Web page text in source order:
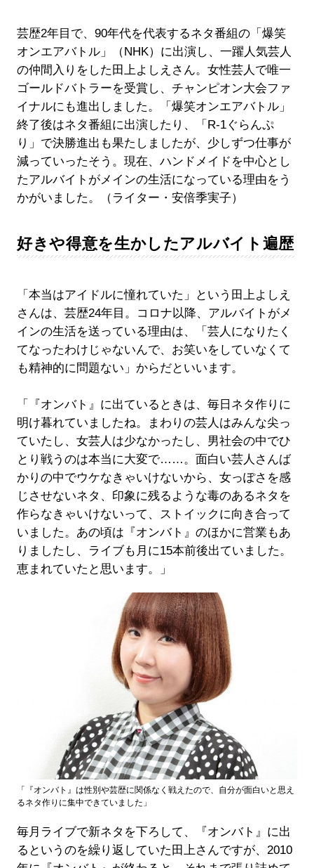
芸歴2年目で、90年代を代表するネタ番組の「爆笑
オンエアバトル」（NHK）に出演し、一躍人気芸人
の仲間入りをした田上よしえさん。女性芸人で唯一
ゴールドバトラーを受賞し、チャンピオン大会ファ
イナルにも進出しました。「爆笑オンエアバトル」
終了後はネタ番組に出演したり、「R-1ぐらんぷ
り」で決勝進出も果たしましたが、少しずつ仕事が
減っていったそう。現在、ハンドメイドを中心とし
たアルバイトがメインの生活になっている理由をう
かがいました。（ライター・安倍季実子）
好きや得意を生かしたアルバイト遍歴
「本当はアイドルに憧れていた」という田上よしえ
さんは、芸歴24年目。コロナ以降、アルバイトがメ
インの生活を送っている理由は、「芸人になりたく
てなったわけじゃないんで、お笑いをしていなくて
も精神的に問題ない」からだといいます。
「『オンバト』に出ているときは、毎日ネタ作りに
明け暮れていましたね。まわりの芸人はみんな尖っ
ていたし、女芸人は少なかったし、男社会の中でひ
とり戦うのは本当に大変で……。面白い芸人さんば
かりの中でウケなきゃいけないから、女っぽさを感
じさせないネタ、印象に残るような毒のあるネタを
作らなきゃいけないって、ストイックに向き合って
いました。あの頃は『オンバト』のほかに営業もあ
りましたし、ライブも月に15本前後出ていました。
恵まれていたと思います。」
「『オンバト』は性別や芸歴に関係なく戦えたので、自分が面白いと思え
るネタ作りに集中できていました」
毎月ライブで新ネタを下ろして、『オンバト』に出
るというのを繰り返していた田上さんですが、2010